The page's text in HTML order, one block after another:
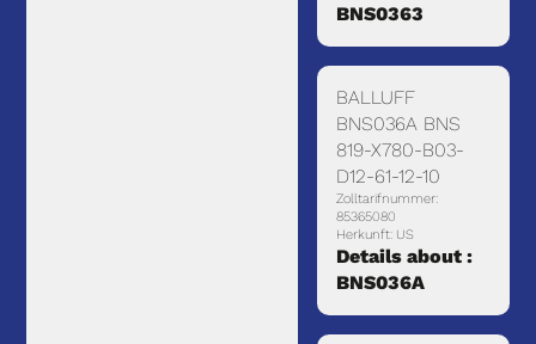
BNS0363
BALLUFF
BNS036A BNS
819-X780-B03-
D12-61-12-10
Zolltarifnummer:
85365080
Herkunft: US
Details about :
BNS036A